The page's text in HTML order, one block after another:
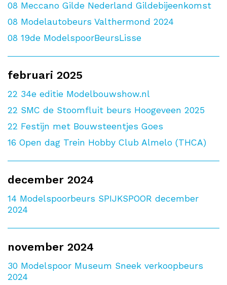
08 Meccano Gilde Nederland Gildebijeenkomst
08 Modelautobeurs Valthermond 2024
08 19de ModelspoorBeursLisse
februari 2025
22 34e editie Modelbouwshow.nl
22 SMC de Stoomfluit beurs Hoogeveen 2025
22 Festijn met Bouwsteentjes Goes
16 Open dag Trein Hobby Club Almelo (THCA)
december 2024
14 Modelspoorbeurs SPIJKSPOOR december
2024
november 2024
30 Modelspoor Museum Sneek verkoopbeurs
2024